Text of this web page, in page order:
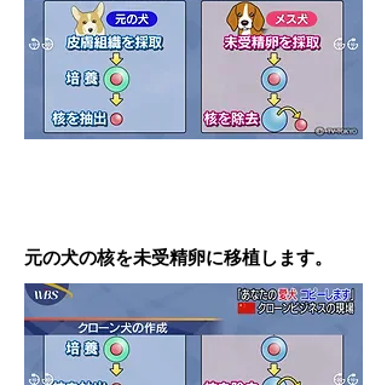
元の犬の核を未受精卵に移植します。